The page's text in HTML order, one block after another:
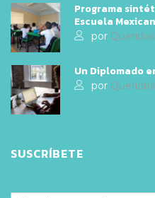
Programa
Escuela
por
Un Diplomado
por
SUSCRÍBETE